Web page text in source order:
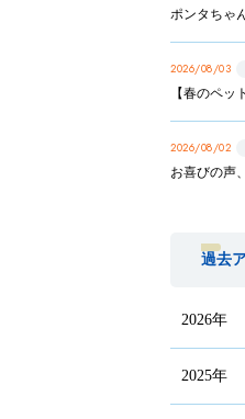
ポンタちゃ
2026/08/03
2026/08/02
過去
2026年
2025年